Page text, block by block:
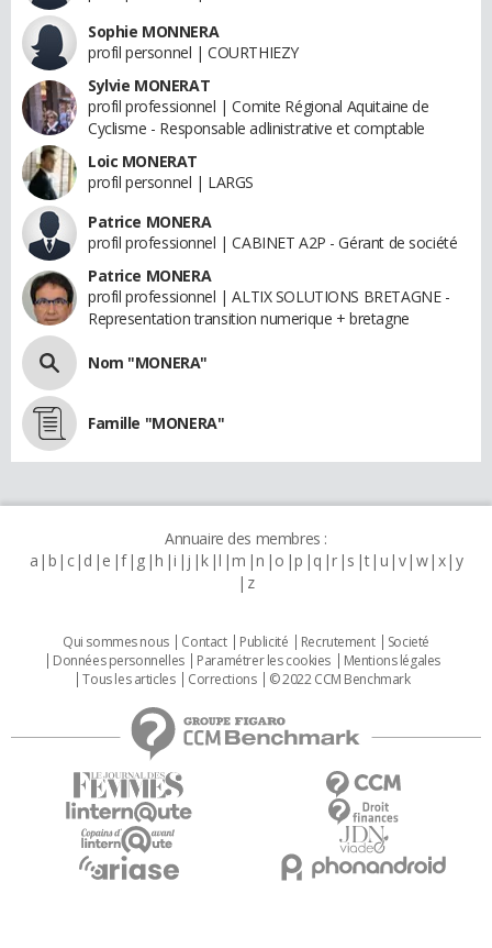
Sophie MONNERA
profil personnel | COURTHIEZY
Sylvie MONERAT
profil professionnel | Comite Régional Aquitaine de
Cyclisme - Responsable adlinistrative et comptable
Loic MONERAT
profil personnel | LARGS
Patrice MONERA
profil professionnel | CABINET A2P - Gérant de société
Patrice MONERA
profil professionnel | ALTIX SOLUTIONS BRETAGNE -
Representation transition numerique + bretagne
Nom "MONERA"
Famille "MONERA"
Annuaire des membres :
a b c d e f g h i j k l m n o p q r s t u v w x y
z
Qui sommes nous Contact Publicité Recrutement
Societé
Données personnelles
Paramétrer les cookies
Mentions légales
Tous les articles
Corrections © 2022 CCM Benchmark